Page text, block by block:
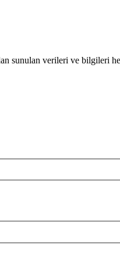
sunulan verileri ve bilgileri